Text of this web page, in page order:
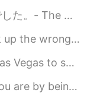
、もっと知りた
2020.05.26 11:30
a break from my trip reports,...
the wrong place or going abou...
starts. It is almost twelv...
that requires strengt...